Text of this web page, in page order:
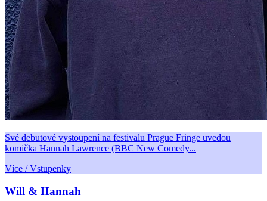
Své debutové vystoupení na festivalu Prague Fringe uvedou
komička Hannah Lawrence (BBC New Comedy...
Více / Vstupenky
Will & Hannah